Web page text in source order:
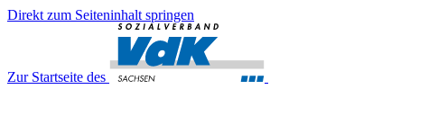
Direkt zum Seiteninhalt springen
Zur Startseite des